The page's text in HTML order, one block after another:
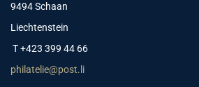
9494 Schaan
Liechtenstein
T +423 399 44 66
philatelie@post.li